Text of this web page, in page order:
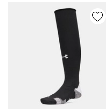
Daha hızlı ödeme.
Giriş Yap
E-posta